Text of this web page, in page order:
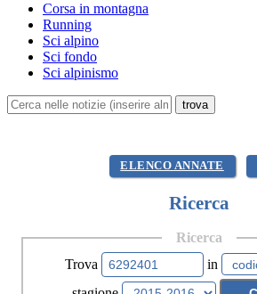
Corsa in montagna
Running
Sci alpino
Sci fondo
Sci alpinismo
ELENCO ANNATE
Ricerca
Ricerca
Trova
in